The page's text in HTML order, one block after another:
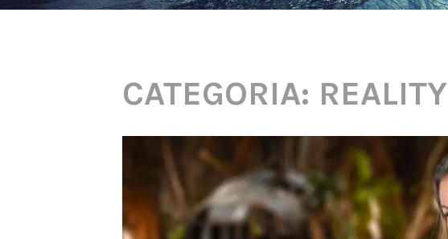
CATEGORIA: REALITY